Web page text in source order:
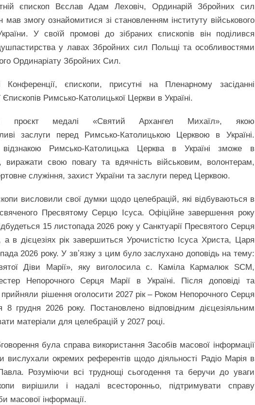
єпископ Вєслав Адам Леховіч, Ординарій Збройних сил
змогу ознайомитися зі становленням інституту військового
У своїй промові до зібраних єпископів він поділився
у лавах Збройних сил Польщі та особливостями
Ординаріату Збройних Сил.
єпископи, присутні на Пленарному засіданні
Римсько-Католицької Церкви в Україні.
проєкт медалі «Святий Архангел Михаїл», якою
заслуги перед Римсько-Католицькою Церквою в Україні.
Римсько-Католицька Церква в Україні зможе в
свою повагу та вдячність військовим, волонтерам,
служіння, захист України та заслуги перед Церквою.
висловили свої думки щодо целебрацій, які відбуваються в
Пресвятому Серцю Ісуса. Офіційне завершення року
15 листопада 2026 року у Санктуарії Пресвятого Серця
в дієцезіях рік завершиться Урочистістю Ісуса Христа, Царя
2026 року. У звʼязку з цим було заслухано доповідь на тему:
Діви Марії», яку виголосила с. Каміла Кармалюк SCM,
Непорочного Серця Марії в Україні. Після доповіді та
рішення оголосити 2027 рік – Роком Непорочного Серця
8 грудня 2026 року. Постановлено відповідним дієцезіяльним
матеріали для целебрацій у 2027 році.
була справа використання Засобів масової інформації
вислухали окремих референтів щодо діяльності Радіо Марія в
Розуміючи всі труднощі сьогодення та беручи до уваги
вирішили і надалі всесторонньо, підтримувати справу
масової інформації.